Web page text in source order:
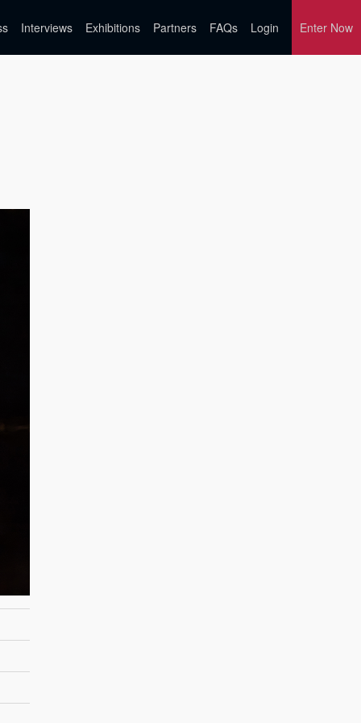
Interviews Exhibitions Partners FAQs Login Enter Now